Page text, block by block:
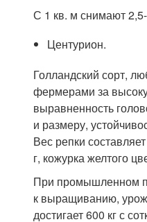
С 1 кв. м снимают 2,5-
Центурион.
Голландский сорт,
фермерами за
выравненность
и размеру,
Вес репки
г, кожурка желтого
При промышленном
к выращиванию,
достигает 600 кг с